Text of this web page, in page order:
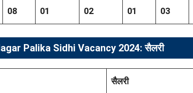
08 01 02 01 03
Palika Sidhi Vacancy 2024: सैलरी
सैलरी